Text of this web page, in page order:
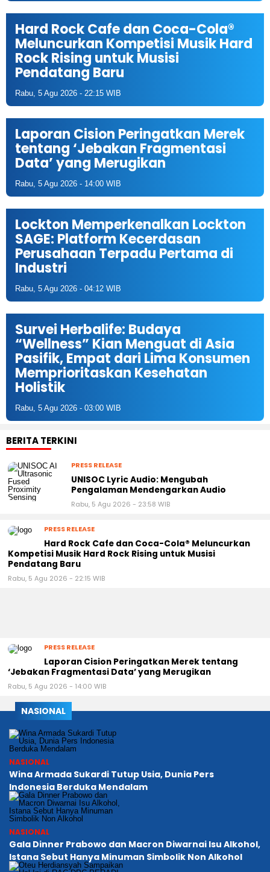
Hard Rock Cafe dan Coca-Cola®
Meluncurkan Kompetisi Musik Hard
Rock Rising untuk Musisi
Pendatang Baru
Rabu, 5 Agu 2026 - 22:15 WIB
Laporan Cision Peringatkan Merek
tentang ‘Jebakan Fragmentasi
Data’ yang Merugikan
Rabu, 5 Agu 2026 - 14:00 WIB
Lockton Memperkenalkan Lockton
SAGE: Platform Kecerdasan
Perusahaan Terpadu Pertama di
Industri
Rabu, 5 Agu 2026 - 04:12 WIB
Survei Herbalife: Budaya
“Wellness” Kian Menguat di Asia
Pasifik, Empat dari Lima Konsumen
Memprioritaskan Kesehatan
Holistik
Rabu, 5 Agu 2026 - 03:00 WIB
BERITA TERKINI
PRESS RELEASE
UNISOC Lyric Audio: Mengubah
Pengalaman Mendengarkan Audio
Rabu, 5 Agu 2026 - 23:58 WIB
PRESS RELEASE
Hard Rock Cafe dan Coca-Cola® Meluncurkan
Kompetisi Musik Hard Rock Rising untuk Musisi
Pendatang Baru
Rabu, 5 Agu 2026 - 22:15 WIB
PRESS RELEASE
Laporan Cision Peringatkan Merek tentang
‘Jebakan Fragmentasi Data’ yang Merugikan
Rabu, 5 Agu 2026 - 14:00 WIB
NASIONAL
NASIONAL
Wina Armada Sukardi Tutup Usia, Dunia Pers
Indonesia Berduka Mendalam
NASIONAL
Gala Dinner Prabowo dan Macron Diwarnai Isu Alkohol,
Istana Sebut Hanya Minuman Simbolik Non Alkohol